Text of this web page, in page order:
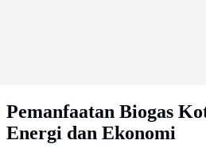
Pemanfaatan Biogas
Energi dan Ekonomi